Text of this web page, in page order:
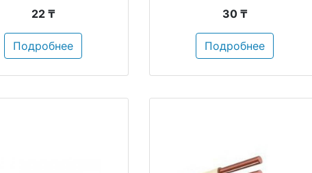
22 ₸
Подробнее
30 ₸
Подробнее